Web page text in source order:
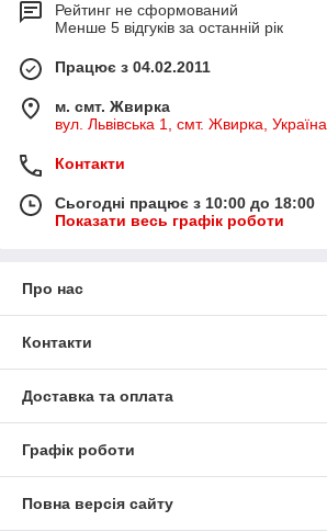
Рейтинг не сформований
Менше 5 відгуків за останній рік
Працює з 04.02.2011
м. смт. Жвирка
вул. Львівська 1, смт. Жвирка, Україна
Контакти
Сьогодні працює з 10:00 до 18:00
Показати весь графік роботи
Про нас
Контакти
Доставка та оплата
Графік роботи
Повна версія сайту